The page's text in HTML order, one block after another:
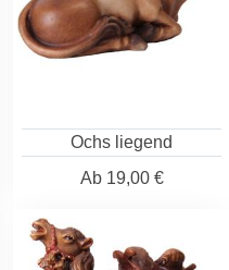
Ochs liegend
Ab19,00 €